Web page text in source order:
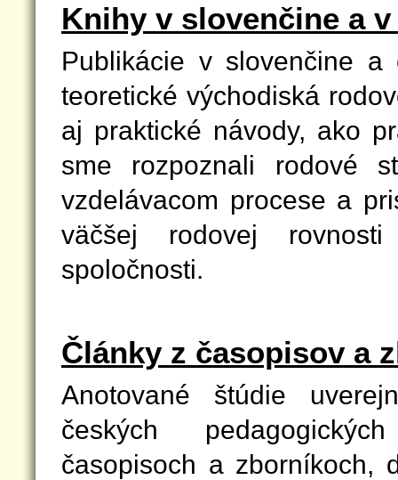
Knihy v slovenčine a
Publikácie v slovenčine a
teoretické východiská
aj praktické návody, ako
sme rozpoznali rodové
vzdelávacom procese a
väčšej rodovej
spoločnosti.
Články z časopisov a
Anotované štúdie
českých
časopisoch a zborníkoch,